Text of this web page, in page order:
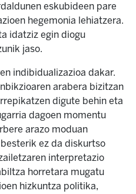
eskubideen pare
hegemonia lehiatzera.
idatziz egin diogu
jaso.
indibidualizazioa dakar.
arabera bizitzan
digute behin eta
dagoen momentu
arazo moduan
ez da diskurtso
interpretazio
horretara mugatu
hizkuntza politika,